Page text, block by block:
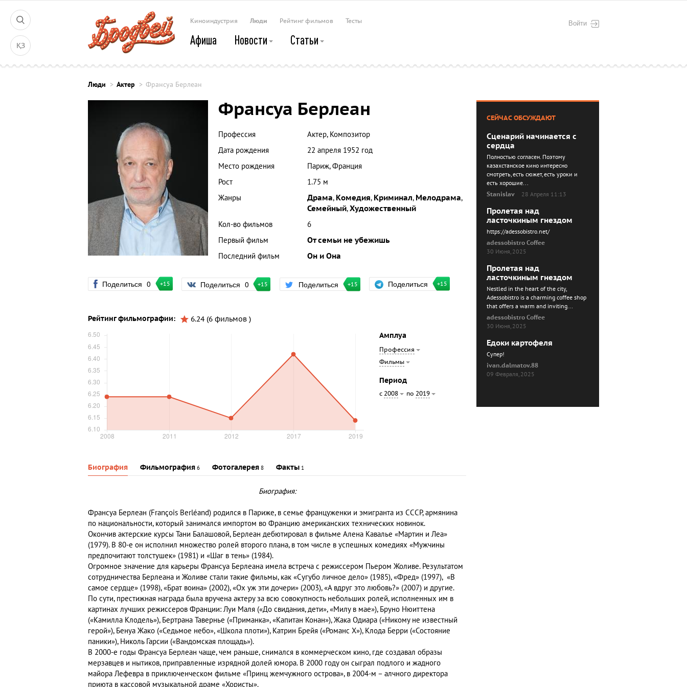
ҚЗ
Войти
Киноиндустрия Люди Рейтинг фильмов Тесты
Афиша Новости Статьи
Люди Актер Франсуа Берлеан
Франсуа Берлеан
Профессия
Актер, Композитор
Дата рождения
22 апреля 1952 год
Место рождения
Париж, Франция
Рост
1.75 м
Жанры
Драма, Комедия, Криминал, Мелодрама,
Семейный,Художественный
Кол-во фильмов
6
Первый фильм
От семьи не убежишь
Последний фильм
Он и Она
Поделиться 0 +15 Поделиться 0 +15 Поделиться +15 Поделиться +15
Рейтинг фильмографии:
6.24 (6 фильмов )
Амплуа
Профессия
Фильмы
Период
с 2008 по 2019
Биография Фильмография 6 Фотогалерея 8 Факты 1
Биография:
Франсуа Берлеан (François Berléand) родился в Париже, в семье француженки и эмигранта из СССР, армянина
по национальности, который занимался импортом во Францию американских технических новинок.
Окончив актерские курсы Тани Балашовой, Берлеан дебютировал в фильме Алена Кавалье «Мартин и Леа»
(1979). В 80-е он исполнил множество ролей второго плана, в том числе в успешных комедиях «Мужчины
предпочитают толстушек» (1981) и «Шаг в тень» (1984).
Огромное значение для карьеры Франсуа Берлеана имела встреча с режиссером Пьером Жоливе. Результатом
сотрудничества Берлеана и Жоливе стали такие фильмы, как «Сугубо личное дело» (1985), «Фред» (1997), «В
самое сердце» (1998), «Брат воина» (2002), «Ох уж эти дочери» (2003), «А вдруг это любовь?» (2007) и другие.
По сути, престижная награда была вручена актеру за всю совокупность небольших ролей, исполненных им в
картинах лучших режиссеров Франции: Луи Маля («До свидания, дети», «Милу в мае»), Бруно Нюиттена
(«Камилла Клодель»), Бертрана Тавернье («Приманка», «Капитан Конан»), Жака Одиара («Никому не известный
герой»), Бенуа Жако («Седьмое небо», «Школа плоти»), Катрин Брейя («Романс X»), Клода Берри («Состояние
паники»), Николь Гарсии («Вандомская площадь»).
В 2000-е годы Франсуа Берлеан чаще, чем раньше, снимался в коммерческом кино, где создавал образы
мерзавцев и нытиков, приправленные изрядной долей юмора. В 2000 году он сыграл подлого и жадного
майора Лефевра в приключенческом фильме «Принц жемчужного острова», в 2004-м – алчного директора
приюта в кассовой музыкальной драме «Хористы».
СЕЙЧАС ОБСУЖДАЮТ
Сценарий начинается с
сердца
Полностью согласен. Поэтому
казахстанское кино интересно
смотреть, есть сюжет, есть уроки и
есть хорошие...
Stanislav
28 Апреля 11:13
Пролетая над
ласточкиным гнездом
https://adessobistro.net/
adessobistro Coffee
30 Июня, 2025
Пролетая над
ласточкиным гнездом
Nestled in the heart of the city,
Adessobistro is a charming coffee shop
that offers a warm and inviting...
adessobistro Coffee
30 Июня, 2025
Едоки картофеля
Cупер!
ivan.dalmatov.88
09 Февраля, 2025